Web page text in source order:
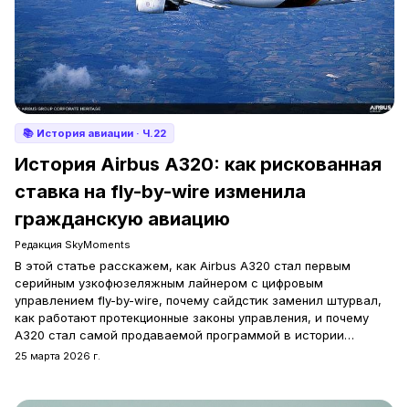
📚 История авиации · Ч.22
История Airbus A320: как рискованная
ставка на fly-by-wire изменила
гражданскую авиацию
Редакция SkyMoments
В этой статье расскажем, как Airbus A320 стал первым
серийным узкофюзеляжным лайнером с цифровым
управлением fly-by-wire, почему сайдстик заменил штурвал,
как работают протекционные законы управления, и почему
A320 стал самой продаваемой программой в истории
авиации.
25 марта 2026 г.